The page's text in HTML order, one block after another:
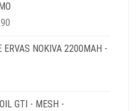
R$ 34,90
ERVAS NOKIVA 2200MAH -
GTI - MESH -